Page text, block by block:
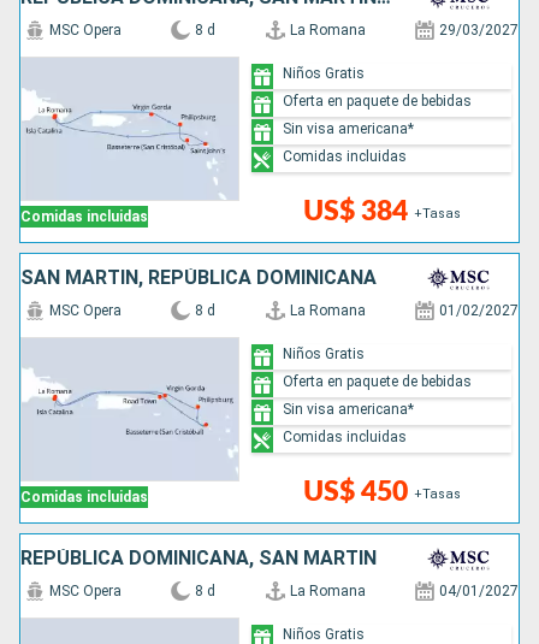
Comidas incluidas
MSC Opera 8 d La Romana 29/03/2027
US$ 384 +Tasas
Niños Gratis
Oferta en paquete de bebidas
Sin visa americana*
Comidas incluidas
SAN MARTÍN, REPÚBLICA DOMINICANA
Comidas incluidas
MSC Opera 8 d La Romana 01/02/2027
US$ 450 +Tasas
Niños Gratis
Oferta en paquete de bebidas
Sin visa americana*
Comidas incluidas
REPÚBLICA DOMINICANA, SAN MARTÍN
MSC Opera 8 d La Romana 04/01/2027
Niños Gratis